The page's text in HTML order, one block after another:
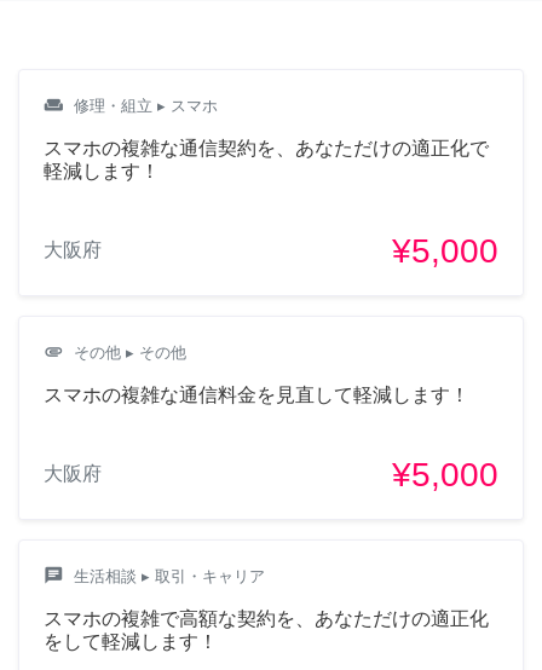
weekend 修理・組立 ▸ スマホ
スマホの複雑な通信契約を、あなただけの適正化で
軽減します！
大阪府 ¥5,000
attachment その他 ▸ その他
スマホの複雑な通信料金を見直して軽減します！
大阪府 ¥5,000
chat 生活相談 ▸ 取引・キャリア
スマホの複雑で高額な契約を、あなただけの適正化
をして軽減します！